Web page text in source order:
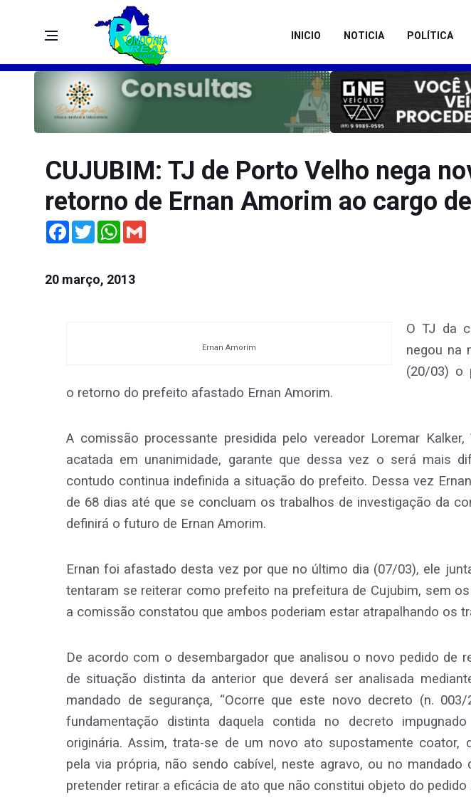
INICIO NOTICIA POLÍTICA
CUJUBIM: TJ de Porto Velho nega
retorno de Ernan Amorim ao cargo
Facebook
TwitterWhatsApp
20 março, 2013
Ernan Amorim
O TJ da
negou na
(20/03) o
o retorno do prefeito afastado Ernan Amorim.
A comissão processante presidida pelo vereador Loremar
acatada em unanimidade, garante que dessa vez o será mais
contudo continua indefinida a situação do prefeito. Dessa vez
de 68 dias até que se concluam os trabalhos de investigação da
definirá o futuro de Ernan Amorim.
Ernan foi afastado desta vez por que no último dia (07/03), ele
tentaram se reiterar como prefeito na prefeitura de Cujubim, sem
a comissão constatou que ambos poderiam estar atrapalhando os
De acordo com o desembargador que analisou o novo pedido de
de situação distinta da anterior que deverá ser analisada
mandado de segurança, “Ocorre que este novo decreto (n.
fundamentação distinta daquela contida no decreto
originária. Assim, trata-se de um novo ato supostamente coator,
pela via própria, não sendo cabível, neste agravo, ou no mandado
pretender retirar a eficácia de ato que não constitui objeto do pedido